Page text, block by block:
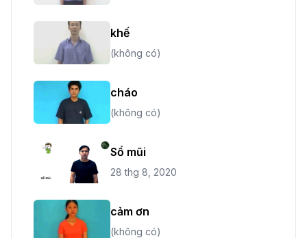
khế
(không có)
cháo
(không có)
Sổ mũi
28 thg 8, 2020
cảm ơn
(không có)